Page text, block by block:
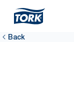
Back